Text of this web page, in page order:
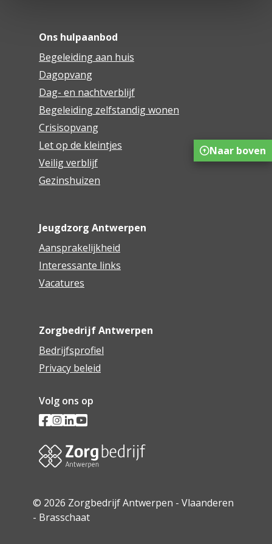
Ons hulpaanbod
Begeleiding aan huis
Dagopvang
Dag- en nachtverblijf
Begeleiding zelfstandig wonen
Crisisopvang
Let op de kleintjes
Veilig verblijf
Gezinshuizen
Jeugdzorg Antwerpen
Aansprakelijkheid
Interessante links
Vacatures
Zorgbedrijf Antwerpen
Bedrijfsprofiel
Privacy beleid
Volg ons op
© 2026 Zorgbedrijf Antwerpen - Vlaanderen
- Brasschaat
Naar boven